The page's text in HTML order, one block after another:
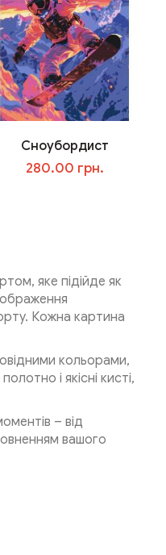
Сноубордист
280.00 грн.
яке підійде як
Кожна картина
кольорами,
і якісні кисті,
– від
вашого